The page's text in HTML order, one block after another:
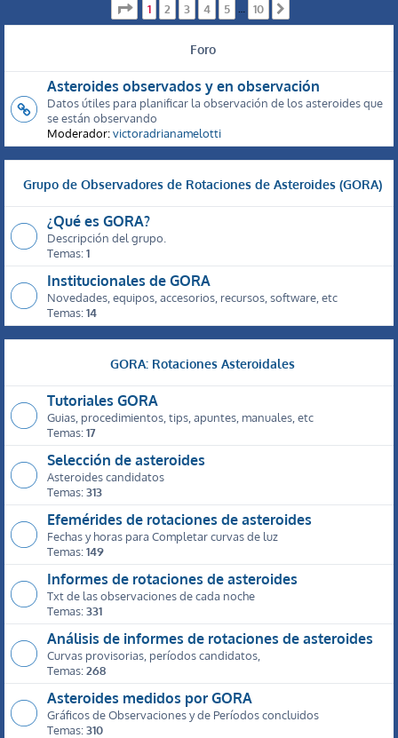
Página de 10
1 2 3 4 5 … 10
Foro
Asteroides observados y en observación
Datos útiles para planificar la observación de los asteroides que
se están observando
Moderador:victoradrianamelotti
Grupo de Observadores de Rotaciones de Asteroides (GORA)
¿Qué es GORA?
Descripción del grupo.
Temas:1
Institucionales de GORA
Novedades, equipos, accesorios, recursos, software, etc
Temas:14
GORA: Rotaciones Asteroidales
Tutoriales GORA
Guias, procedimientos, tips, apuntes, manuales, etc
Temas:17
Selección de asteroides
Asteroides candidatos
Temas:313
Efemérides de rotaciones de asteroides
Fechas y horas para Completar curvas de luz
Temas:149
Informes de rotaciones de asteroides
Txt de las observaciones de cada noche
Temas:331
Análisis de informes de rotaciones de asteroides
Curvas provisorias, períodos candidatos,
Temas:268
Asteroides medidos por GORA
Gráficos de Observaciones y de Períodos concluidos
Temas:310